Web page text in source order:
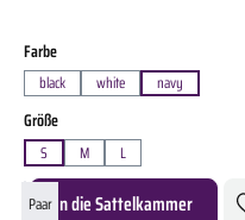
Farbeauswählen
black white navy
Größeauswählen
S M L
Produkt Anzahl: Gib den
Paar In die Sattelkammer